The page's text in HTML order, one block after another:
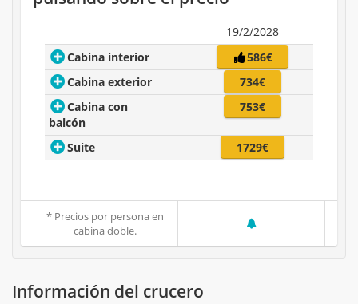
19/2/2028
Cabina interior
586€
Cabina exterior
734€
Cabina con
balcón
753€
Suite 1729€
* Precios por persona en
cabina doble.
Información del crucero